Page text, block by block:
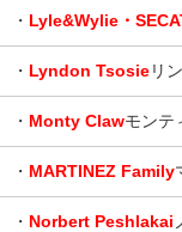
・ Lyle&Wylie・
・ Lyndon Tsosieリ
・ Monty Clawモンテ
・ MARTINEZ Family
・ Norbert Peshlakai